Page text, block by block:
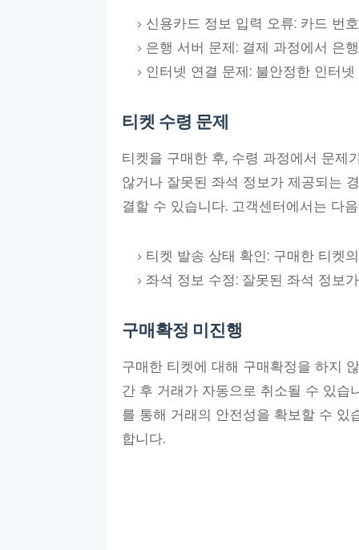
신용카드 정보 입력 오류: 카드 번
은행 서버 문제: 결제 과정에서 은
인터넷 연결 문제: 불안정한 인터
티켓 수령 문제
티켓을 구매한 후, 수령 과정에서 문제
않거나 잘못된 좌석 정보가 제공되는
결할 수 있습니다. 고객센터에서는 다
티켓 발송 상태 확인: 구매한 티켓
좌석 정보 수정: 잘못된 좌석 정보
구매확정 미진행
구매한 티켓에 대해 구매확정을 하지
간 후 거래가 자동으로 취소될 수 있습
를 통해 거래의 안전성을 확보할 수 있
합니다.